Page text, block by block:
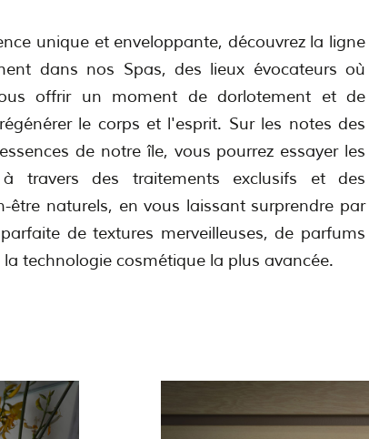
unique et enveloppante, découvrez la ligne
dans nos Spas, des lieux évocateurs où
offrir un moment de dorlotement et de
le corps et l'esprit. Sur les notes des
de notre île, vous pourrez essayer les
travers des traitements exclusifs et des
être naturels, en vous laissant surprendre par
de textures merveilleuses, de parfums
technologie cosmétique la plus avancée.